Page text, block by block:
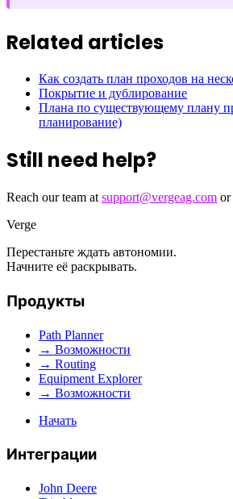
Related articles
Как создать план проходов на
Покрытие и дублирование
Плана по существующему плану
планирование)
Still need help?
Reach our team at support@vergeag.com or
Verge
Перестаньте ждать автономии.
Начните её раскрывать.
Продукты
Path Planner
→ Возможности
→ Routing
Equipment Explorer
→ Возможности
Начать
Интеграции
John Deere